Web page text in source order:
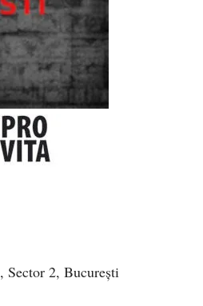
Sector 2, București